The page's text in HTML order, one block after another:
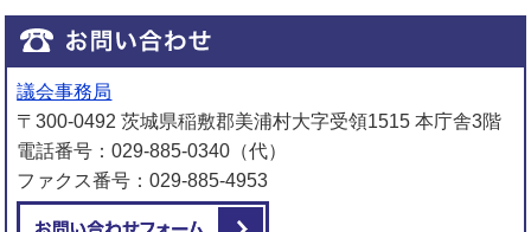
議会事務局
〒300-0492 茨城県稲敷郡美浦村大字受領1515 本庁舎3階
電話番号：029-885-0340（代）
ファクス番号：029-885-4953